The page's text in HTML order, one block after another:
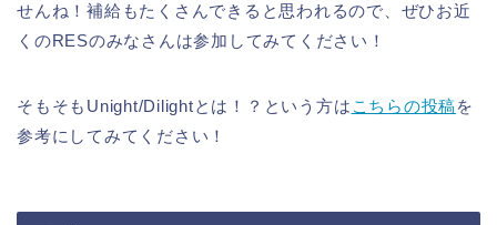
せんね！補給もたくさんできると思われるので、ぜひお近
くのRESのみなさんは参加してみてください！
そもそもUnight/Dilightとは！？という方は こちらの投稿を
参考にしてみてください！